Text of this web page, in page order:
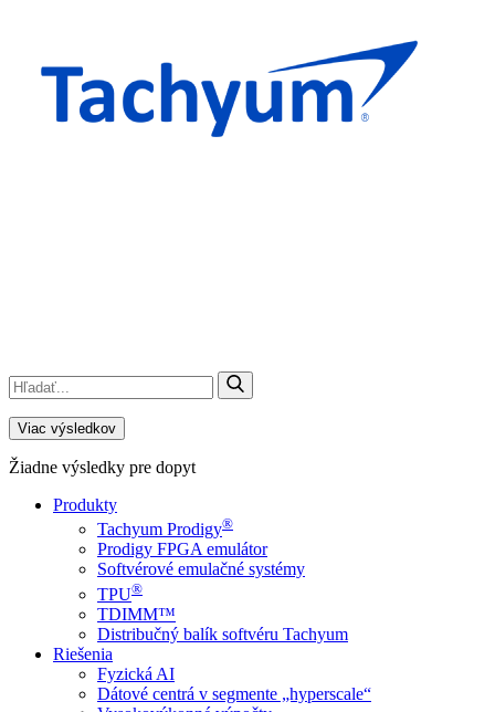
Viac výsledkov
Žiadne výsledky pre dopyt
Produkty
Tachyum Prodigy®
Prodigy FPGA emulátor
Softvérové emulačné systémy
TPU®
TDIMM™
Distribučný balík softvéru Tachyum
Riešenia
Fyzická AI
Dátové centrá v segmente „hyperscale“